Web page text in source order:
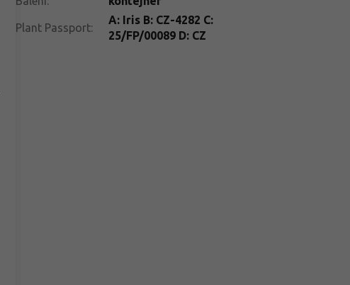
Plant Passport:
A: Iris B: CZ-4282 C:
25/FP/00089 D: CZ